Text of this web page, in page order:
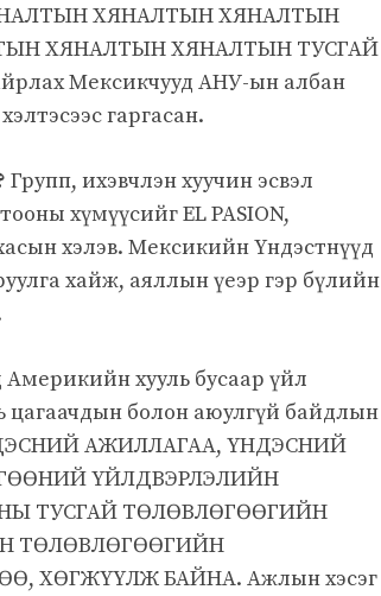
ХЯНАЛТЫН ХЯНАЛТЫН
ХЯНАЛТЫН ХЯНАЛТЫН ТУСГАЙ
Мексикчууд АНУ-ын албан
гаргасан.
Групп, ихэвчлэн хуучин эсвэл
хүмүүсийг EL PASION,
хэлэв. Мексикийн Үндэстнүүд
хайж, аяллын үеэр гэр бүлийн
хууль бусаар үйл
цагаачдын болон аюулгүй байдлын
АЖИЛЛАГАА, ҮНДЭСНИЙ
ҮЙЛДВЭРЛЭЛИЙН
ТУСГАЙ ТӨЛӨВЛӨГӨӨГИЙН
ТӨЛӨВЛӨГӨӨГИЙН
ХӨГЖҮҮЛЖ БАЙНА. Ажлын хэсэг